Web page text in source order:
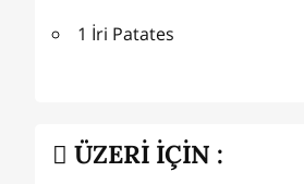
1 İri Patates
ÜZERİ İÇİN :